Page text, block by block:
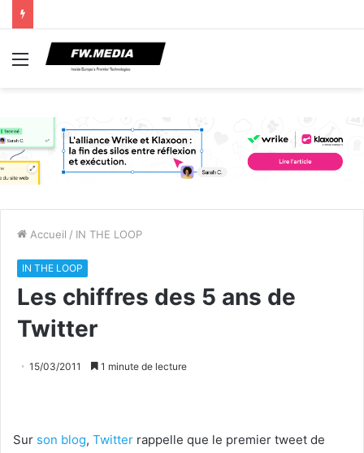
Menu
Accueil / IN THE LOOP
IN THE LOOP
Les chiffres des 5 ans de
Twitter
15/03/2011 1 minute de lecture
Sur son blog, Twitter rappelle que le premier tweet de